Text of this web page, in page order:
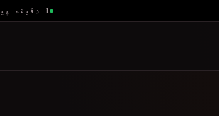
1 دقیقه پیش به روزرسانی شد